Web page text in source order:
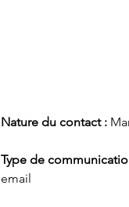
Nature du contact :
Type de
email